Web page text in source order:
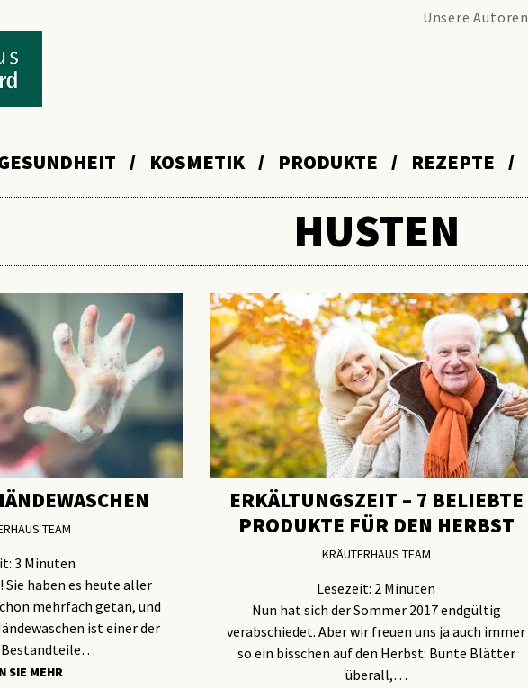
Unsere Autoren
KOSMETIK PRODUKTE REZEPTE
HUSTEN
TEAM
3 Minuten
Sie haben es heute aller
mehrfach getan, und
ist einer der
SIE MEHR
ERKÄLTUNGSZEIT – 7 BELIEBTE
PRODUKTE FÜR DEN HERBST
KRÄUTERHAUS TEAM
Lesezeit: 2 Minuten
Nun hat sich der Sommer 2017 endgültig
verabschiedet. Aber wir freuen uns ja auch immer
so ein bisschen auf den Herbst: Bunte Blätter
überall,…